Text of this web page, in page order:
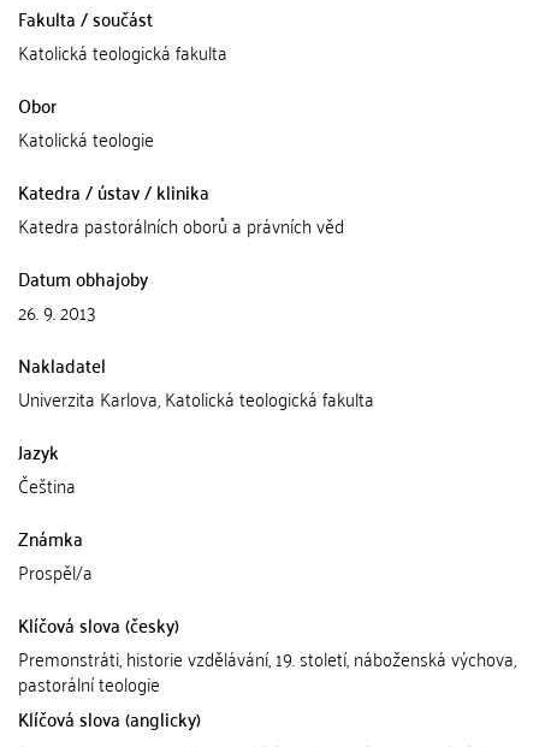
Fakulta / součást
Katolická teologická fakulta
Obor
Katolická teologie
Katedra / ústav / klinika
Katedra pastorálních oborů a právních věd
Datum obhajoby
26. 9. 2013
Nakladatel
Univerzita Karlova, Katolická teologická fakulta
Jazyk
Čeština
Známka
Prospěl/a
Klíčová slova (česky)
Premonstráti, historie vzdělávání, 19. století, náboženská výchova,
pastorální teologie
Klíčová slova (anglicky)